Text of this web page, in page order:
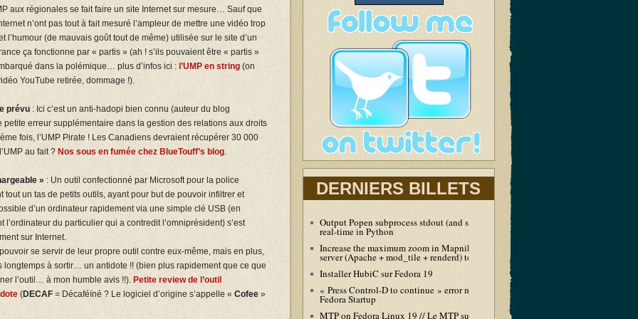
aux régionales se fait faire un site Internet sur mesure… Sauf que
n’ont pas tout à fait mesuré l’ampleur de mettre une vidéo trop
l’humour (de mauvais goût tout de même) utilisée sur le site d’un
ça fonctionne par « partis » (ah ! s’ils pouvaient être « partis »
dans la polémique… plus d’infos ici : l’UMP en string (on
YouTube retirée, dommage !).
prévu : Ici c’est un anti-hadopi bien connu (auteur du blog
petite erreur supplémentaire dans la gestion des relations aux droits
fois, l’UMP Pirate ! Les Canadiens devraient récupérer 30 000
au fait ? Nos sous en fumée chez BlueTouff’s blog.
» : Un outil confectionné par Microsoft pour la police
tout un tas de petits outils, ayant pour but de pouvoir infiltrer et
d’un ordinateur rapidement via une simple clé USB (en
l’ordinateur du particulier qui a contredit l’omniprésident) s’est
sur Internet.
se servir de leur propre outil contre eux-même, mais en plus,
longtemps à sortir… un antidote !! (bien plus rapidement que ce que
l’outil… à mon humble avis !!). Petite review de l’outil
(DECAF = Décaféïné ? Le logiciel d’origine s’appelle « Cofee »
DERNIERS BILLETS
Output Popen subprocess stdout (and stderr) in
real-time in Python
Increase the maximum zoom in Mapnik tiles
server (Apache + mod_tile + renderd) to 19
Installer HubiC sur Fedora 19
« Press Control-D to continue » error message at
Fedora Startup
MTP on Fedora Linux 19 // Le MTP sur Fedora